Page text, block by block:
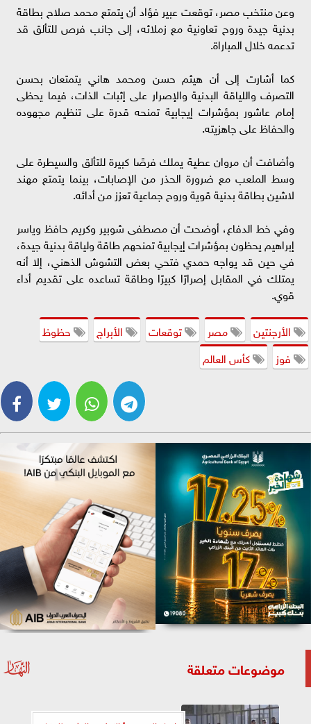
وعن منتخب مصر، توقعت عبير فؤاد أن يتمتع محمد صلاح بطاقة
بدنية جيدة وروح تعاونية مع زملائه، إلى جانب فرص للتألق قد
تدعمه خلال المباراة.
كما أشارت إلى أن هيثم حسن ومحمد هاني يتمتعان بحسن
التصرف واللياقة البدنية والإصرار على إثبات الذات، فيما يحظى
إمام عاشور بمؤشرات إيجابية تمنحه قدرة على تنظيم مجهوده
والحفاظ على جاهزيته.
وأضافت أن مروان عطية يملك فرصًا كبيرة للتألق والسيطرة على
وسط الملعب مع ضرورة الحذر من الإصابات، بينما يتمتع مهند
لاشين بطاقة بدنية قوية وروح جماعية تعزز من أدائه.
وفي خط الدفاع، أوضحت أن مصطفى شوبير وكريم حافظ وياسر
إبراهيم يحظون بمؤشرات إيجابية تمنحهم طاقة ولياقة بدنية جيدة،
في حين قد يواجه حمدي فتحي بعض التشوش الذهني، إلا أنه
يمتلك في المقابل إصرارًا كبيرًا وطاقة تساعده على تقديم أداء
قوي.
الأرجنتين
مصر توقعات الأبراج
حظوظ
فوز
كأس العالم
موضوعات متعلقة